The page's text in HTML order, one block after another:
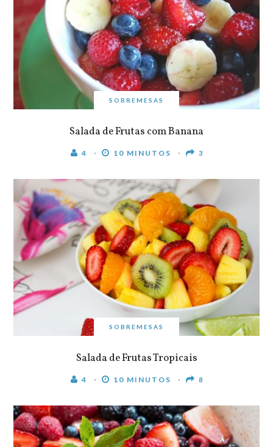
SOBREMESAS
Salada de Frutas com Banana
4 10 MINUTOS 3
SOBREMESAS
Salada de Frutas Tropicais
4 10 MINUTOS 8